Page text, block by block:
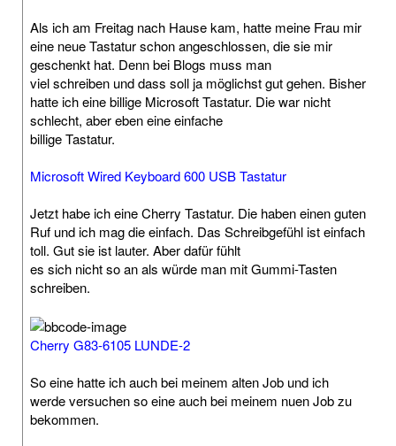
Als ich am Freitag nach Hause kam, hatte meine Frau mir
eine neue Tastatur schon angeschlossen, die sie mir
geschenkt hat. Denn bei Blogs muss man
viel schreiben und dass soll ja möglichst gut gehen. Bisher
hatte ich eine billige Microsoft Tastatur. Die war nicht
schlecht, aber eben eine einfache
billige Tastatur.
Microsoft Wired Keyboard 600 USB Tastatur
Jetzt habe ich eine Cherry Tastatur. Die haben einen guten
Ruf und ich mag die einfach. Das Schreibgefühl ist einfach
toll. Gut sie ist lauter. Aber dafür fühlt
es sich nicht so an als würde man mit Gummi-Tasten
schreiben.
Cherry G83-6105 LUNDE-2
So eine hatte ich auch bei meinem alten Job und ich
werde versuchen so eine auch bei meinem nuen Job zu
bekommen.